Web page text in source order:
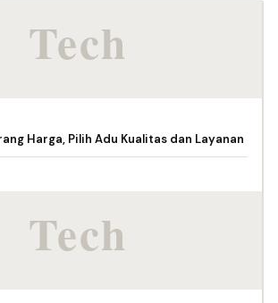
Harga, Pilih Adu Kualitas dan Layanan